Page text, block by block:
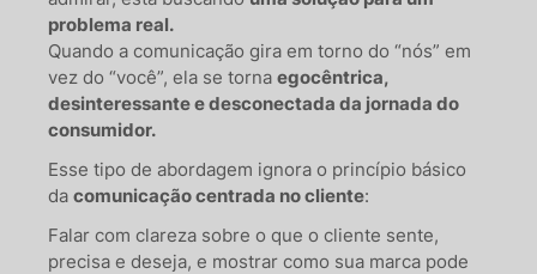
problema real.
Quando a comunicação gira em torno do “nós” em
vez do “você”, ela se torna egocêntrica,
desinteressante e desconectada da jornada do
consumidor.
Esse tipo de abordagem ignora o princípio básico
da comunicação centrada no cliente:
Falar com clareza sobre o que o cliente sente,
precisa e deseja, e mostrar como sua marca pode